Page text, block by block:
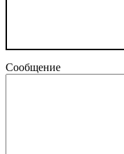
Сообщение